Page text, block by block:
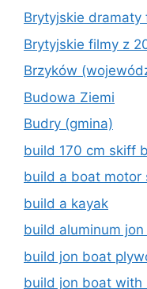
Brytyjskie dramaty
Brytyjskie filmy z
Brzyków
Budowa Ziemi
Budry (gmina)
build 170 cm skiff
build a boat motor
build a kayak
build aluminum
build jon boat
build jon boat with